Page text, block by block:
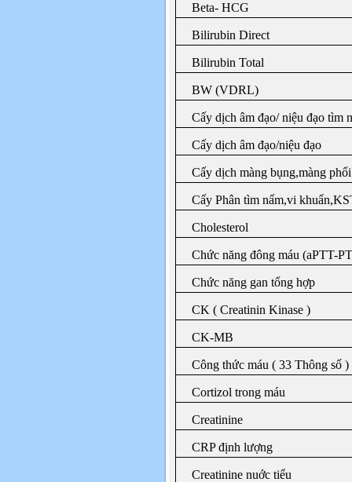
Beta- HCG
Bilirubin Direct
Bilirubin Total
BW (VDRL)
Cấy dịch âm đạo/ niệu đạo tìm
Cấy dịch âm đạo/niệu đạo
Cấy dịch màng bụng,màng phổi
Cấy Phân tìm nấm,vi
Cholesterol
Chức năng đông máu (aPTT-
Chức năng gan tổng hợp
CK ( Creatinin Kinase )
CK-MB
Công thức máu ( 33 Thông số )
Cortizol trong máu
Creatinine
CRP định lượng
Creatinine nuớc tiểu